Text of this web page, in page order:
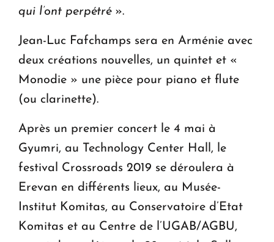
qui l’ont perpétré ».
Jean-Luc Fafchamps sera en Arménie avec
deux créations nouvelles, un quintet et «
Monodie » une pièce pour piano et flute
(ou clarinette).
Après un premier concert le 4 mai à
Gyumri, au Technology Center Hall, le
festival Crossroads 2019 se déroulera à
Erevan en différents lieux, au Musée-
Institut Komitas, au Conservatoire d’Etat
Komitas et au Centre de l’UGAB/AGBU,